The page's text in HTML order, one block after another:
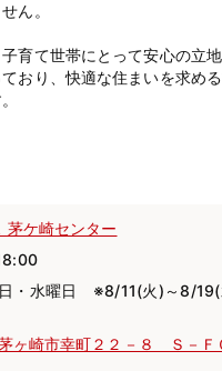
ん。
育て世帯にとって安心の立
おり、快適な住まいを求め
茅ケ崎センター
・水曜日 ※8/11(火)～8/19(
ヶ崎市幸町２２－８ Ｓ－